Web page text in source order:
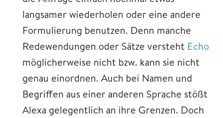
langsamer wiederholen oder eine andere
Formulierung benutzen. Denn manche
Redewendungen oder Sätze versteht Echo
möglicherweise nicht bzw. kann sie nicht
genau einordnen. Auch bei Namen und
Begriffen aus einer anderen Sprache stößt
Alexa gelegentlich an ihre Grenzen. Doch